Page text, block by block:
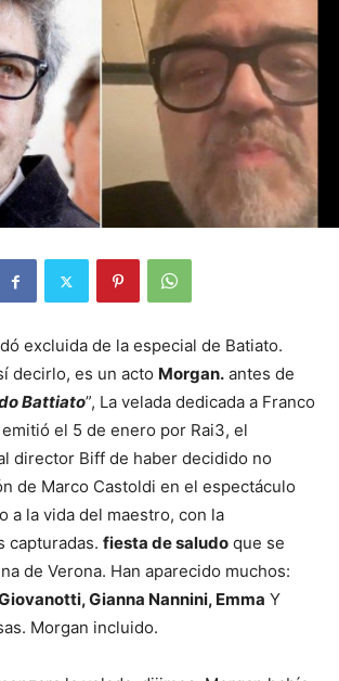
excluida de la especial de Batiato.
decirlo, es un acto Morgan. antes de
Battiato”, La velada dedicada a Franco
el 5 de enero por Rai3, el
director Biff de haber decidido no
de Marco Castoldi en el espectáculo
a la vida del maestro, con la
capturadas. fiesta de saludo que se
de Verona. Han aparecido muchos:
Gianna Nannini, Emma Y
Morgan incluido.